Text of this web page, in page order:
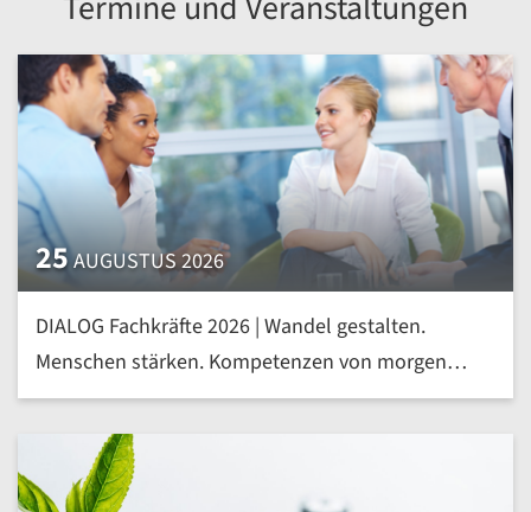
25AUGUSTUS 2026
DIALOG Fachkräfte 2026 | Wandel gestalten.
Menschen stärken. Kompetenzen von morgen
heute entwickeln | mehr »